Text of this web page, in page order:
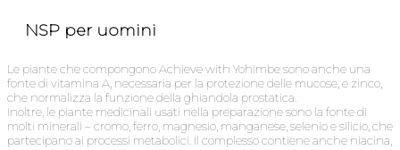
NSP per uomini
Le piante che compongono Achieve with Yohimbe sono anche una
fonte di vitamina A, necessaria per la protezione delle mucose, e zinco,
che normalizza la funzione della ghiandola prostatica.
Inoltre, le piante medicinali usati nella preparazione sono la fonte di
molti minerali – cromo, ferro, magnesio, manganese, selenio e silicio, che
partecipano ai processi metabolici. Il complesso contiene anche niacina,